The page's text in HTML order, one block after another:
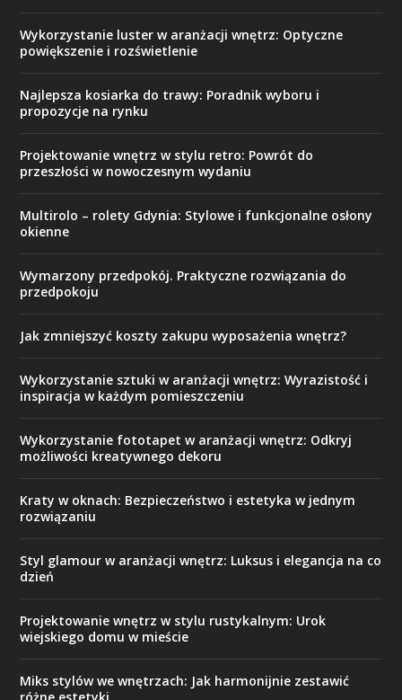
Wykorzystanie luster w aranżacji wnętrz: Optyczne
powiększenie i rozświetlenie
Najlepsza kosiarka do trawy: Poradnik wyboru i
propozycje na rynku
Projektowanie wnętrz w stylu retro: Powrót do
przeszłości w nowoczesnym wydaniu
Multirolo – rolety Gdynia: Stylowe i funkcjonalne osłony
okienne
Wymarzony przedpokój. Praktyczne rozwiązania do
przedpokoju
Jak zmniejszyć koszty zakupu wyposażenia wnętrz?
Wykorzystanie sztuki w aranżacji wnętrz: Wyrazistość i
inspiracja w każdym pomieszczeniu
Wykorzystanie fototapet w aranżacji wnętrz: Odkryj
możliwości kreatywnego dekoru
Kraty w oknach: Bezpieczeństwo i estetyka w jednym
rozwiązaniu
Styl glamour w aranżacji wnętrz: Luksus i elegancja na co
dzień
Projektowanie wnętrz w stylu rustykalnym: Urok
wiejskiego domu w mieście
Miks stylów we wnętrzach: Jak harmonijnie zestawić